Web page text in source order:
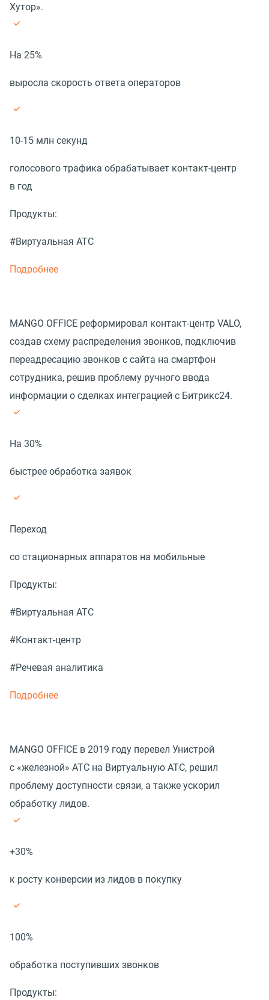
Хутор».
На 25%
выросла скорость ответа операторов
10-15 млн секунд
голосового трафика обрабатывает контакт-центр
в год
Продукты:
#Виртуальная АТС
Подробнее
MANGO OFFICE реформировал контакт-центр VALO,
создав схему распределения звонков, подключив
переадресацию звонков с сайта на смартфон
сотрудника, решив проблему ручного ввода
информации о сделках интеграцией с Битрикс24.
На 30%
быстрее обработка заявок
Переход
со стационарных аппаратов на мобильные
Продукты:
#Виртуальная АТС
#Контакт-центр
#Речевая аналитика
Подробнее
MANGO OFFICE в 2019 году перевел Унистрой
с «железной» АТС на Виртуальную АТС, решил
проблему доступности связи, а также ускорил
обработку лидов.
+30%
к росту конверсии из лидов в покупку
100%
обработка поступивших звонков
Продукты: